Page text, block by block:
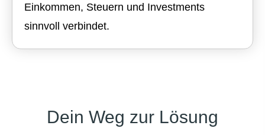
Einkommen, Steuern und Investments
sinnvoll verbindet.
Dein Weg zur Lösung